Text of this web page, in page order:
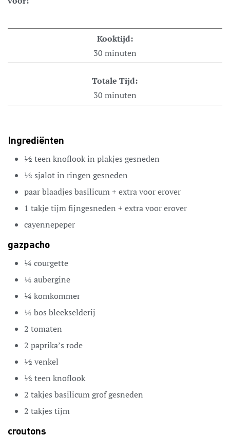
Kooktijd:
30 minuten
Totale Tijd:
30 minuten
Ingrediënten
½ teen knoflookin plakjes gesneden
½ sjalotin ringen gesneden
paarblaadjes basilicum+ extra voor erover
1 takjetijmfijngesneden + extra voor erover
cayennepeper
gazpacho
¼ courgette
¼ aubergine
¼ komkommer
¼ bos bleekselderij
2 tomaten
2 paprika’s rode
½ venkel
½ teen knoflook
2 takjes basilicumgrof gesneden
2 takjes tijm
croutons